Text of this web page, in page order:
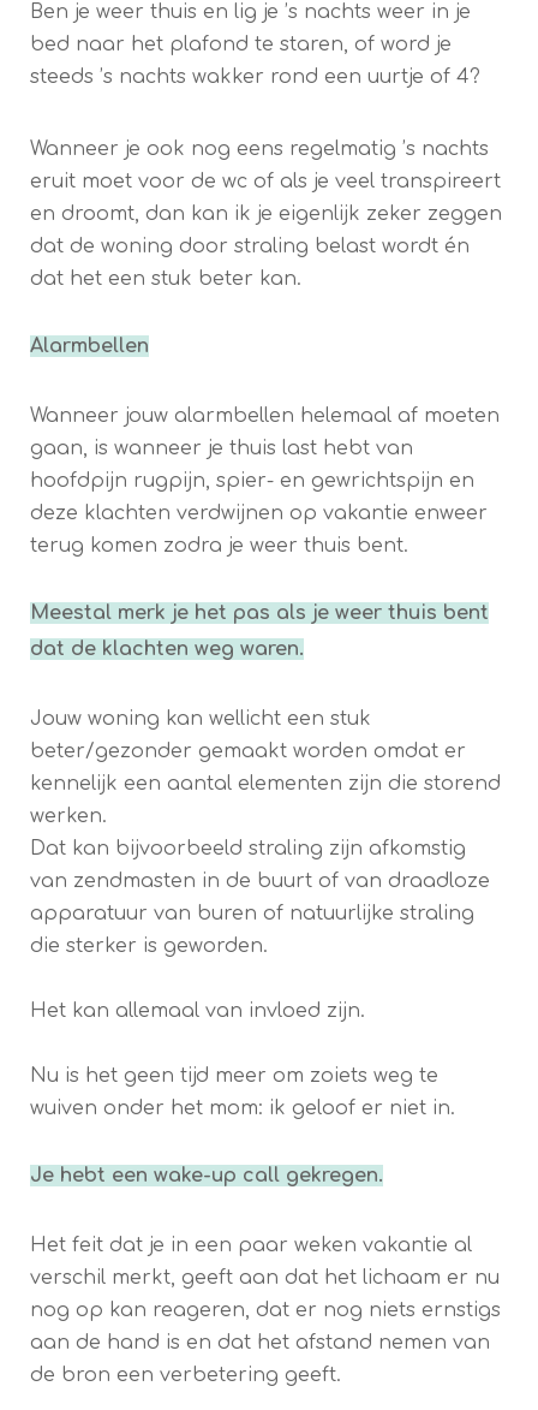
Ben je weer thuis en lig je ’s nachts weer in je
bed naar het plafond te staren, of word je
steeds ’s nachts wakker rond een uurtje of 4?
Wanneer je ook nog eens regelmatig ’s nachts
eruit moet voor de wc of als je veel transpireert
en droomt, dan kan ik je eigenlijk zeker zeggen
dat de woning door straling belast wordt én
dat het een stuk beter kan.
Alarmbellen
Wanneer jouw alarmbellen helemaal af moeten
gaan, is wanneer je thuis last hebt van
hoofdpijn rugpijn, spier- en gewrichtspijn en
deze klachten verdwijnen op vakantie enweer
terug komen zodra je weer thuis bent.
Meestal merk je het pas als je weer thuis bent
dat de klachten weg waren.
Jouw woning kan wellicht een stuk
beter/gezonder gemaakt worden omdat er
kennelijk een aantal elementen zijn die storend
werken.
Dat kan bijvoorbeeld straling zijn afkomstig
van zendmasten in de buurt of van draadloze
apparatuur van buren of natuurlijke straling
die sterker is geworden.
Het kan allemaal van invloed zijn.
Nu is het geen tijd meer om zoiets weg te
wuiven onder het mom: ik geloof er niet in.
Je hebt een wake-up call gekregen.
Het feit dat je in een paar weken vakantie al
verschil merkt, geeft aan dat het lichaam er nu
nog op kan reageren, dat er nog niets ernstigs
aan de hand is en dat het afstand nemen van
de bron een verbetering geeft.